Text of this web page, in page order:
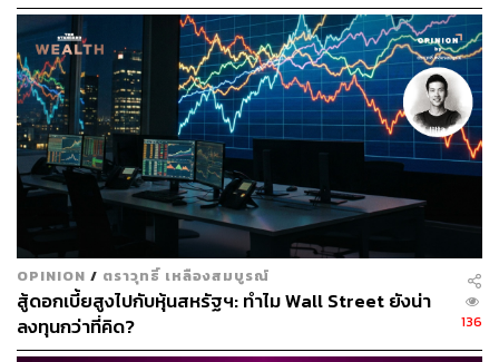
OPINION / ตราวุทธิ์ เหลืองสมบูรณ์
สู้ดอกเบี้ยสูงไปกับหุ้นสหรัฐฯ: ทำไม Wall Street ยังน่า
ลงทุนกว่าที่คิด?
136